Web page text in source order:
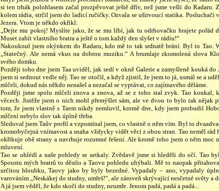
si ten trhák polohlasem začal prozpěvovat ještě dřív, než jsme vešli do Radaru.
kolem rádia, strčil jsem do ladicí ručičky. Ozvala se uširvoucí statika. Posluchači
Jezera. Vtom je někdo okřikl:
„Dejte mu pokoj! Myslíte jako, že se mu líbí, jak tu odrhovačku hrajete pořád
Muset zabít vlastního bratra a ještě o tom každý den slyšet v rádiu!“
Nakouknul jsem okýnkem do Radaru, kdo mě to tak srdnatě brání. Byl to Tao.
„Statečný. Ale nemá vkus na dobrou muziku.“ A brumlaje zkomolená slova
svého domku.
Později toho dne jsem Taa uviděl, jak sedí v okně Galerie a zamyšleně kouká do
jsem si sednout vedle něj. Tao se otočil, a když zjistil, že jsem to já, usmál se a
mlčeli, dokud nás někdo nenašel a nezačal se vyptávat, co zajímavého děláme.
Později jsme spolu mlčeli znova a znova, až se z toho stal zvyk. Tao koukal,
věcech. Jistěže jsem o nich mohl přemýšlet sám, ale ve dvou to bylo tak nějak
tom, že jsem vlastně s Taem nikdy nemluvil, kromě dne, kdy jsem probudil
mlčení nebylo slov tak úplně třeba.
Sledoval jsem Taův profil a vzpomínal jsem, co vlastně o něm vím. Byl to
kromobyčejná vnímavost a snaha vždycky vidět věci z obou stran. Tao neměl
okřikuje obě strany a navrhuje rozumné řešení. Ale kromě toho jsem o něm
mluvení.
Tao se ohlédl a naše pohledy se setkaly. Zvědavě jsme si hleděli do očí. Tao
Spoustu mých bratrů to děsilo a Taovu pohledu uhýbali. Mě to naopak
určitou hloubku, Taovy jako by byly bezedné. Vypadaly – ano, vypadaly
varováním „Neskákej do studny, umřeš!“, ale zároveň skrývající nesčetné světy a
A já jsem věděl, že kdo skočí do studny, neumře. Jenom padá, padá a padá...